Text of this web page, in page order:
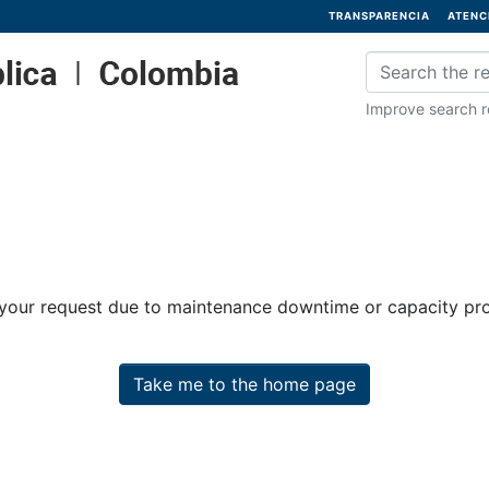
TRANSPARENCIA
Improve search
request due to maintenance downtime or capacity
Take me to the home page